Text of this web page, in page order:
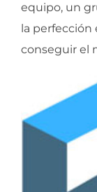
equipo, un
la perfección
conseguir el